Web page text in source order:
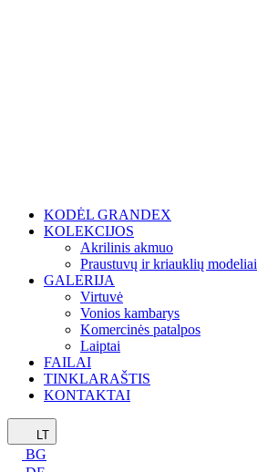
KODĖL GRANDEX
KOLEKCIJOS
Akrilinis akmuo
Praustuvų ir kriauklių modeliai
GALERIJA
Virtuvė
Vonios kambarys
Komercinės patalpos
Laiptai
FAILAI
TINKLARAŠTIS
KONTAKTAI
LT
BG